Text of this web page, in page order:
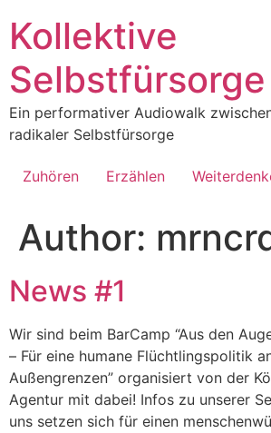
content
Kollektive
Selbstfürsorge
Ein performativer Audiowalk
radikaler Selbstfürsorge
Zuhören Erzählen
Author:
News #1
Wir sind beim BarCamp “Aus den
– Für eine humane Flüchtlingspolitik
Außengrenzen” organisiert von der
Agentur mit dabei! Infos zu unserer
uns setzen sich für einen